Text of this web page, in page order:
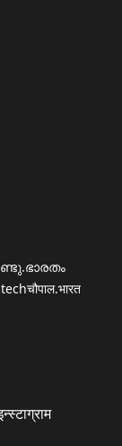
चौपाल.भारत